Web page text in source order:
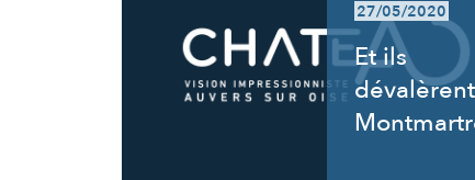
27/05/2020
Et ils